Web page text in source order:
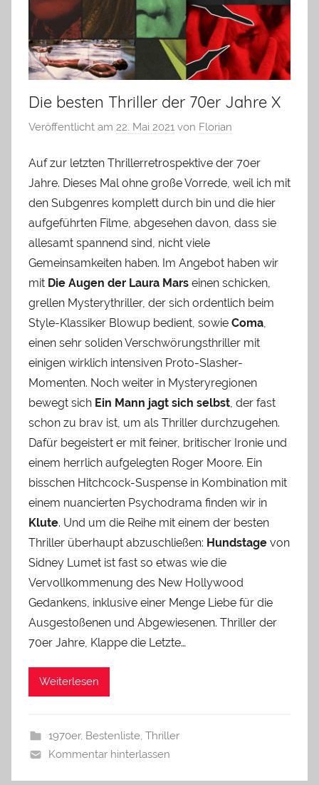
Die besten Thriller der 70er Jahre X
Veröffentlicht am 22. Mai 2021 von Florian
Auf zur letzten Thrillerretrospektive der 70er
Jahre. Dieses Mal ohne große Vorrede, weil ich mit
den Subgenres komplett durch bin und die hier
aufgeführten Filme, abgesehen davon, dass sie
allesamt spannend sind, nicht viele
Gemeinsamkeiten haben. Im Angebot haben wir
mit Die Augen der Laura Mars einen schicken,
grellen Mysterythriller, der sich ordentlich beim
Style-Klassiker Blowup bedient, sowie Coma,
einen sehr soliden Verschwörungsthriller mit
einigen wirklich intensiven Proto-Slasher-
Momenten. Noch weiter in Mysteryregionen
bewegt sich Ein Mann jagt sich selbst, der fast
schon zu brav ist, um als Thriller durchzugehen.
Dafür begeistert er mit feiner, britischer Ironie und
einem herrlich aufgelegten Roger Moore. Ein
bisschen Hitchcock-Suspense in Kombination mit
einem nuancierten Psychodrama finden wir in
Klute. Und um die Reihe mit einem der besten
Thriller überhaupt abzuschließen: Hundstage von
Sidney Lumet ist fast so etwas wie die
Vervollkommenung des New Hollywood
Gedankens, inklusive einer Menge Liebe für die
Ausgestoßenen und Abgewiesenen. Thriller der
70er Jahre, Klappe die Letzte…
Weiterlesen
1970er, Bestenliste, Thriller
Kommentar hinterlassen